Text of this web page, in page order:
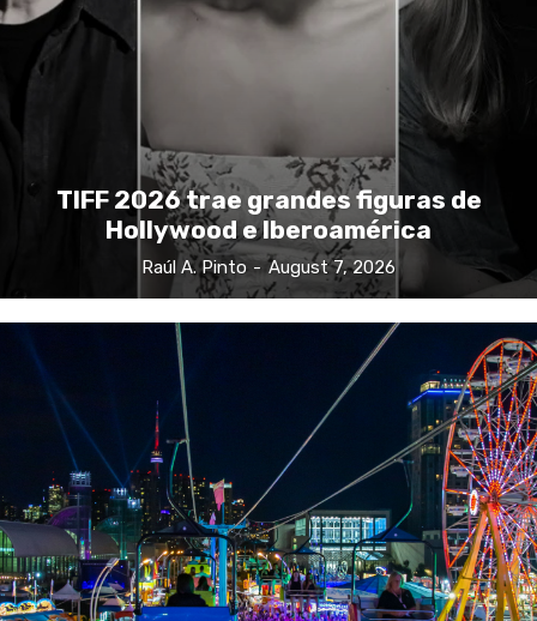
TIFF 2026 trae grandes figuras de
Hollywood e Iberoamérica
Raúl A. Pinto - August 7, 2026